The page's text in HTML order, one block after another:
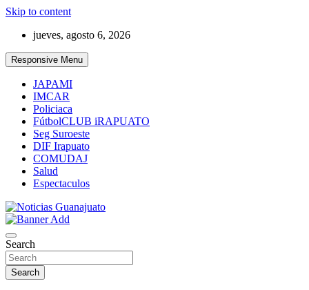
Skip to content
jueves, agosto 6, 2026
Responsive Menu
JAPAMI
IMCAR
Policiaca
FútbolCLUB iRAPUATO
Seg Suroeste
DIF Irapuato
COMUDAJ
Salud
Espectaculos
Noticias Guanajuato
Search
Search